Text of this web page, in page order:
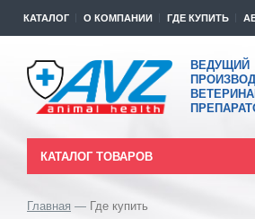
КАТАЛОГ О КОМПАНИИ ГДЕ КУПИТЬ
ВЕДУЩИЙ
КАТАЛОГ ТОВАРОВ
Главная Где купить